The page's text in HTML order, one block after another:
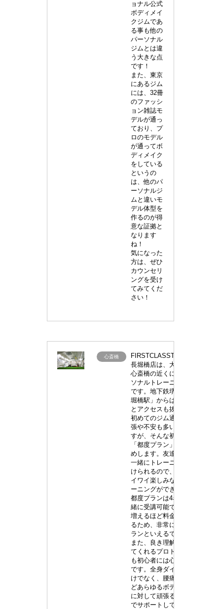
ョナル公式
ボディメイ
クジムであ
る事も他の
パーソナル
ジムとは違
う大きな点
です！
また、東京
にあるジム
には、32冊
のファッシ
ョン雑誌モ
デルが通っ
ており、プ
ロのモデル
が通ってボ
ディメイク
をしている
というの
は、他のパ
ーソナルジ
ムと違いモ
デル体型を
作るのが得
意な証拠と
なります
ね！
気になった
方は、ぜひ
カウンセリ
ングを受け
てみてくだ
さい！
心斎橋
ァ
ー
ス
ト
ク
ラ
ス
ト
レ
ー
ナ
ー…
FIRSTCLASSTRAINERS
長堀橋店は、大阪ミナミ
心斎橋の近くにあるパー
ソナルトレーニングジム
です。地下鉄堺筋線「長
堀橋駅」からは徒步30秒
とアクセスも抜群です。
初めてのジム通いなら緊
張や不安も多いと思いま
すが、そんな初心者には
「都度プラン」をおすす
めします。友達や家族と
一緒にトレーニングを受
けられるので、仲間とワ
イワイ楽しみながらトレ
ーニングができますね。
都度プランは4名まで一
緒に受講可能で、人数が
増えるほど料金も安くな
るため、非常にお得なプ
ランといえるでしょう。
また、良き理解者になっ
てくれるプロトレーナー
も初心者には心強い存在
です。全身ダイエットだ
けでなく、腰痛や美尻な
どあらゆるボディメイク
に対して頑張る方を全力
でサポートしてくれま